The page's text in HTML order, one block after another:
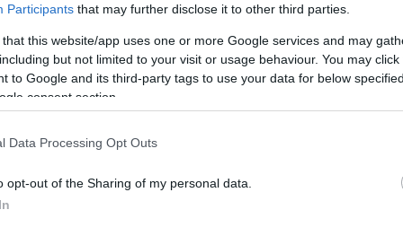
Participants that may further disclose it to other third parties.
that this website/app uses one or more Google services and may
but not limited to your visit or usage behaviour. You may
to Google and its third-party tags to use your data for below
consent section.
Data Processing Opt Outs
opt-out of the Sharing of my personal data.
Szabó T. Anna költő, Szirtes Edina Mókusénekes,Kis Judit
Kapolcsi Hobo Klubban ? emelte kiFöldes László,
hallhatók lesznek Rolling Stones-, Doors-, Jimi Hendrix-
versfelolvasások, beszélgetések, filmvetítések is. A
helyszínnek, ahol a bluesból, a rockból táplálkozó és